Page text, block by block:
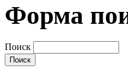
Форма
Поиск